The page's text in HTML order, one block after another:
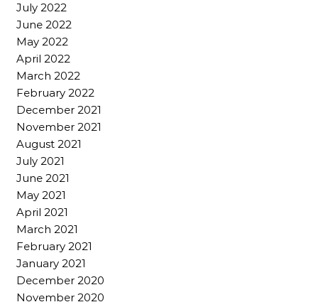
July 2022
June 2022
May 2022
April 2022
March 2022
February 2022
December 2021
November 2021
August 2021
July 2021
June 2021
May 2021
April 2021
March 2021
February 2021
January 2021
December 2020
November 2020